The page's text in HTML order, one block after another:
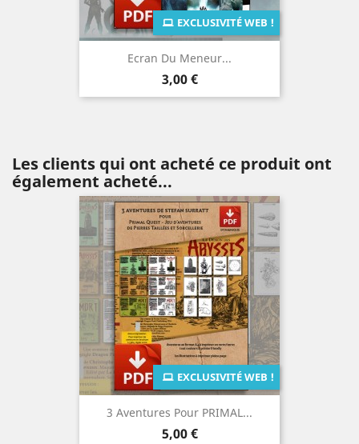
Ecran Du Meneur...
Prix
3,00 €
EXCLUSIVITÉ WEB !
Les clients qui ont acheté ce produit ont
également acheté...
3 Aventures Pour PRIMAL...
Prix
5,00 €
EXCLUSIVITÉ WEB !